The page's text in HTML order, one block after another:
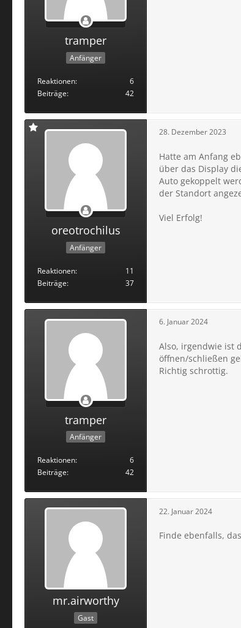
tramper
Anfänger
Reaktionen
6
Beiträge
42
oreotrochilus
Anfänger
Reaktionen
11
Beiträge
37
28. Dezember 2023
Hatte am Anfang
über das Display
Auto gekoppelt
der Standort
Viel Erfolg!
tramper
Anfänger
Reaktionen
6
Beiträge
42
6. Januar 2024
Also, irgendwie ist
öffnen/schließen
Richtig schrottig.
mr.airworthy
Gast
22. Januar 2024
Finde ebenfalls,